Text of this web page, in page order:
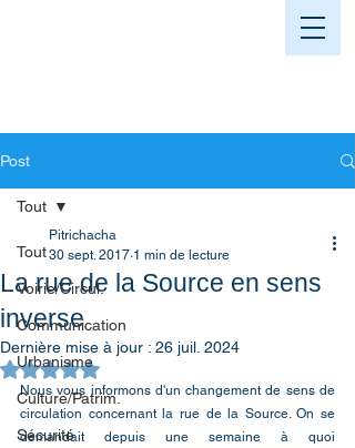
Post
Tout
Voirie/Circul.
Communication
Urbanisme
Culture/Patrim.
Sécurité
Tout
La rue de la Source en sens
inverse
Pitrichacha
30 sept. 2017 1 min de lecture
Dernière mise à jour : 26 juil. 2024
Noté NaN étoiles sur 5.
Nous vous informons d'un changement de sens de
circulation concernant la rue de la Source. On se
demandait depuis une semaine à quoi